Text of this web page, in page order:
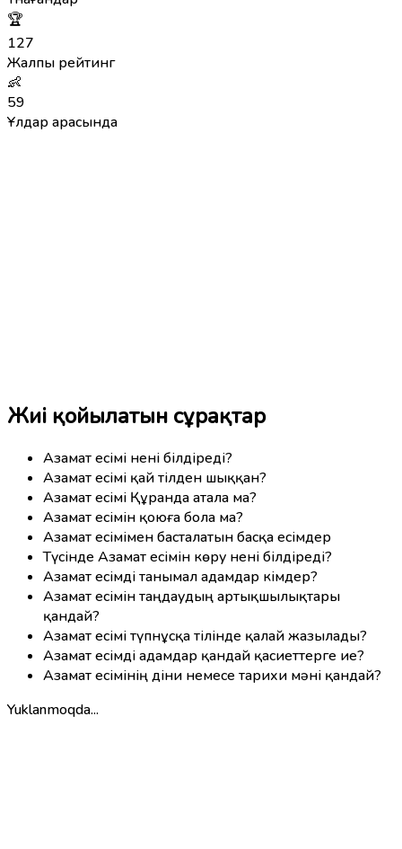
🏆
127
Жалпы рейтинг
👶
59
Ұлдар арасында
Жиі қойылатын сұрақтар
Азамат есімі нені білдіреді?
Азамат есімі қай тілден шыққан?
Азамат есімі Құранда атала ма?
Азамат есімін қоюға бола ма?
Азамат есімімен басталатын басқа есімдер
Түсінде Азамат есімін көру нені білдіреді?
Азамат есімді танымал адамдар кімдер?
Азамат есімін таңдаудың артықшылықтары
қандай?
Азамат есімі түпнұсқа тілінде қалай жазылады?
Азамат есімді адамдар қандай қасиеттерге ие?
Азамат есімінің діни немесе тарихи мәні қандай?
Yuklanmoqda...